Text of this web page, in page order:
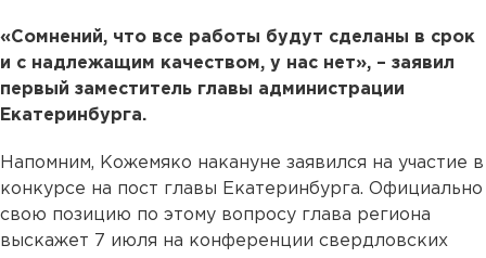
«Сомнений, что все работы будут сделаны в срок
и с надлежащим качеством, у нас нет», – заявил
первый заместитель главы администрации
Екатеринбурга.
Напомним, Кожемяко накануне заявился на участие в
конкурсе на пост главы Екатеринбурга. Официально
свою позицию по этому вопросу глава региона
выскажет 7 июля на конференции свердловских